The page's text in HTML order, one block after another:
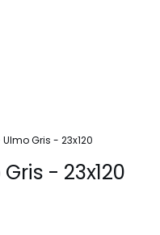
Gris - 23x120
- 23x120